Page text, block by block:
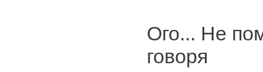
Ого... Не
говоря